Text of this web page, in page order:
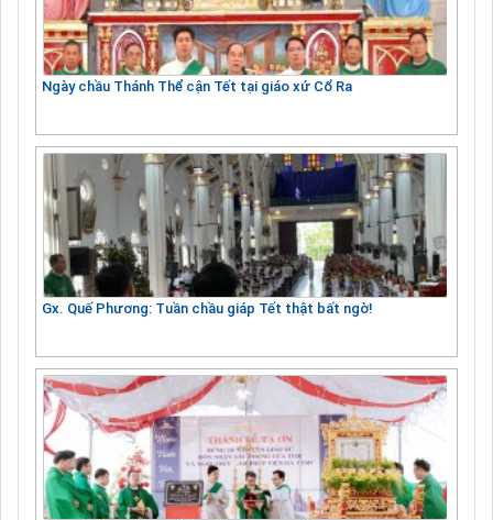
Ngày chầu Thánh Thể cận Tết tại giáo xứ Cổ Ra
Gx. Quế Phương: Tuần chầu giáp Tết thật bất ngờ!